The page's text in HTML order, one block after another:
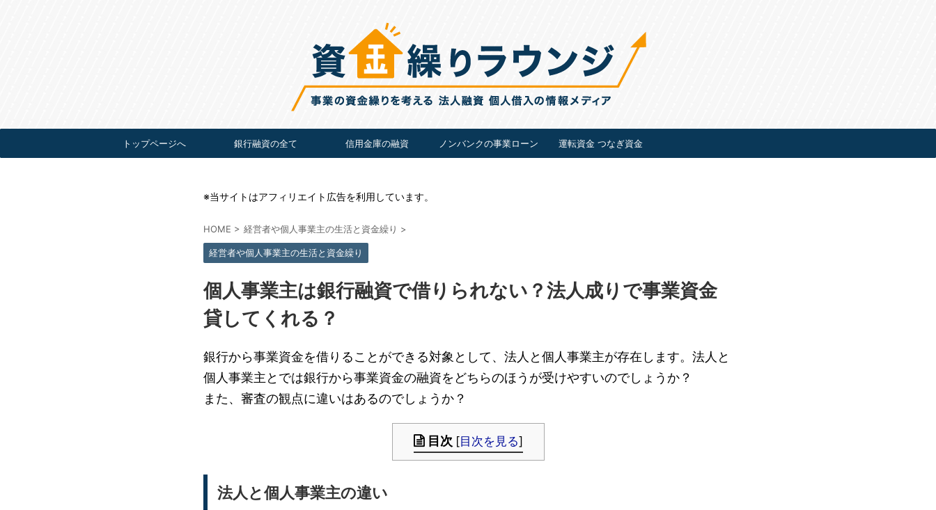
トップページへ 銀行融資の全て 信用金庫の融資 ノンバンクの事業ローン 運転資金 つなぎ資金
※当サイトはアフィリエイト広告を利用しています。
HOME > 経営者や個人事業主の生活と資金繰り >
経営者や個人事業主の生活と資金繰り
個人事業主は銀行融資で借りられない？法人成りで事業資金
貸してくれる？
銀行から事業資金を借りることができる対象として、法人と個人事業主が存在します。法人と
個人事業主とでは銀行から事業資金の融資をどちらのほうが受けやすいのでしょうか？
また、審査の観点に違いはあるのでしょうか？
目次 [目次を見る]
法人と個人事業主の違い